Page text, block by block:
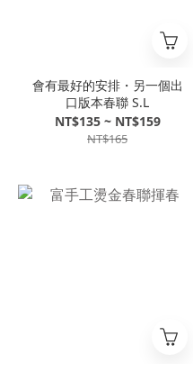
會有最好的安排・另一個出
口版本春聯 S.L
NT$135 ~ NT$159
NT$165